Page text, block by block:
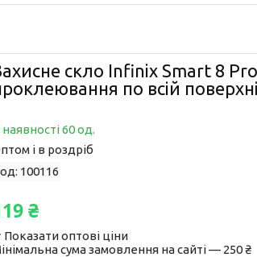
скло Infinix Smart 8
по всій
наявності 60 од.
і в роздріб
100116
₴
Показати оптові ціни
сума замовлення на сайті — 250 ₴